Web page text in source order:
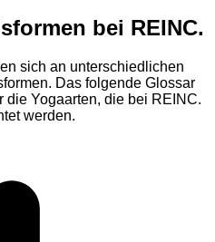
bei REINC.
sich an unterschiedlichen
Das folgende Glossar
Yogaarten, die bei REINC.
werden.